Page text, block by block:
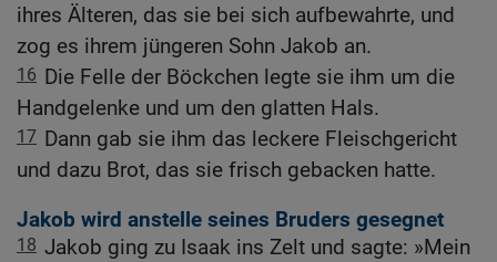
ihres Älteren, das sie bei sich aufbewahrte, und
zog es ihrem jüngeren Sohn Jakob an.
16 Die Felle der Böckchen legte sie ihm um die
Handgelenke und um den glatten Hals.
17 Dann gab sie ihm das leckere Fleischgericht
und dazu Brot, das sie frisch gebacken hatte.
Jakob wird anstelle seines Bruders gesegnet
18 Jakob ging zu Isaak ins Zelt und sagte: »Mein